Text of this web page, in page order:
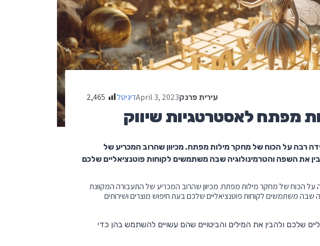
2,465 דיגיטלApril 3, 2023עירית פרנק
מפתח לאסטרטגיות שיווק
רבה על הכוח של מחקר מילות מפתח. מכיוון שהרוב המכריע של
את השפה והטרמינולוגיה שבה משתמשים לקוחות פוטנציאליים שלכם
הכוח של מחקר מילות מפתח. מכיוון שהרוב המכריע של התעבורה המקוונת
שבה משתמשים לקוחות פוטנציאליים שלכם בעת חיפוש מוצרים ושירותים
שלכם ולהבין את המילים והביטויים שהם עשויים להשתמש בהן כדי